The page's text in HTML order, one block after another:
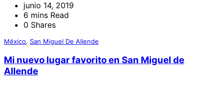
junio 14, 2019
6 mins Read
0 Shares
México, San Miguel De Allende
Mi nuevo lugar favorito en San Miguel de
Allende